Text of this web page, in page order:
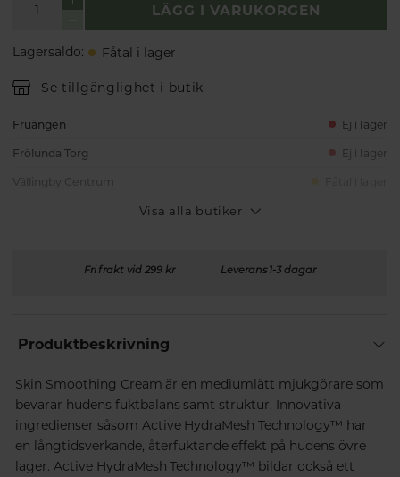
LÄGG I VARUKORGEN
Lagersaldo: Fåtal i lager
Se tillgänglighet i butik
Fruängen Ej i lager
Frölunda Torg Ej i lager
Visa alla butiker
Fri frakt vid 299 kr Leverans 1-3 dagar
Produktbeskrivning
Skin Smoothing Cream är en mediumlätt mjukgörare som
bevarar hudens fuktbalans samt struktur. Innovativa
ingredienser såsom Active HydraMesh Technology™ har
en långtidsverkande, återfuktande effekt på hudens övre
lager. Active HydraMesh Technology™ bildar också ett